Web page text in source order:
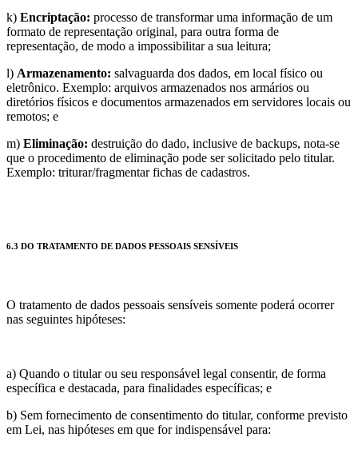
k) Encriptação: processo de transformar uma informação de um
formato de representação original, para outra forma de
representação, de modo a impossibilitar a sua leitura;
l) Armazenamento: salvaguarda dos dados, em local físico ou
eletrônico. Exemplo: arquivos armazenados nos armários ou
diretórios físicos e documentos armazenados em servidores locais ou
remotos; e
m) Eliminação: destruição do dado, inclusive de backups, nota-se
que o procedimento de eliminação pode ser solicitado pelo titular.
Exemplo: triturar/fragmentar fichas de cadastros.
6.3 DO TRATAMENTO DE DADOS PESSOAIS SENSÍVEIS
O tratamento de dados pessoais sensíveis somente poderá ocorrer
nas seguintes hipóteses:
a) Quando o titular ou seu responsável legal consentir, de forma
específica e destacada, para finalidades específicas; e
b) Sem fornecimento de consentimento do titular, conforme previsto
em Lei, nas hipóteses em que for indispensável para: